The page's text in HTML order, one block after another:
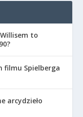
to
filmu Spielberga
arcydzieło